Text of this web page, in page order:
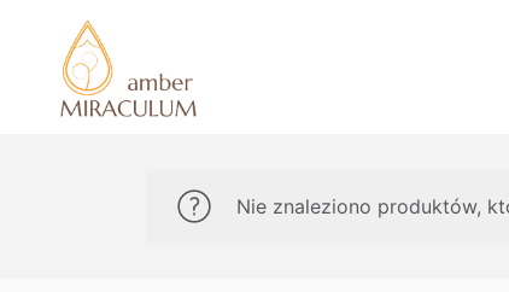
Nie znaleziono produktów,